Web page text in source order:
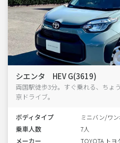
シエンタ HEV G(3619)
両国駅徒歩3分。すぐ乗れる、ちょ
京ドライブ。
ボディタイプ ミニバン/ワ
乗車人数 7人
メーカー TOYOTA トヨ